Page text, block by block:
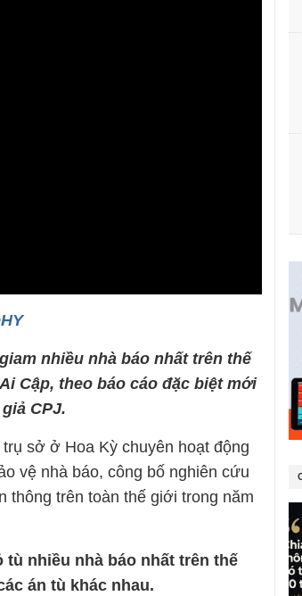
nhiều nhà báo nhất trên thế
Cập, theo báo cáo đặc biệt mới
CPJ.
sở ở Hoa Kỳ chuyên hoạt động
vệ nhà báo, công bố nghiên cứu
thông trên toàn thế giới trong năm
tù nhiều nhà báo nhất trên thế
án tù khác nhau.